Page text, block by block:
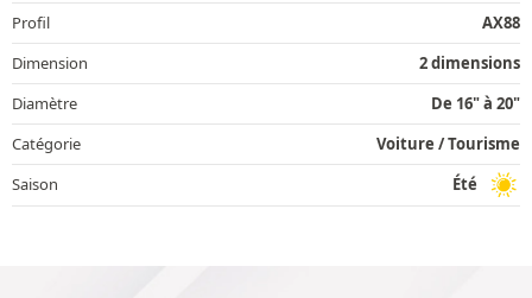
Profil
AX88
Dimension
2 dimensions
Diamètre
De 16" à 20"
Catégorie
Voiture / Tourisme
Saison
Été